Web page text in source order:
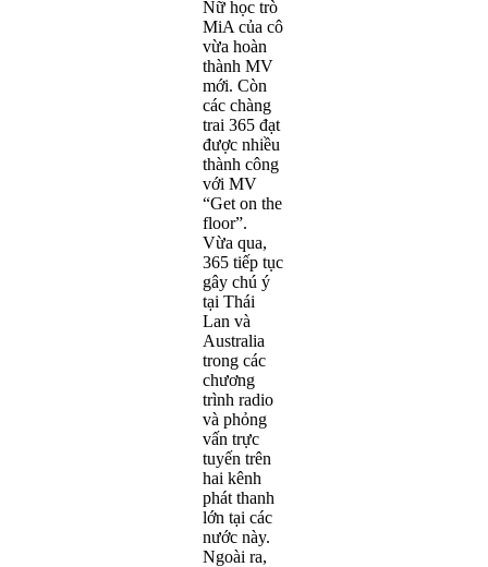
Nữ học trò
MiA của cô
vừa hoàn
thành MV
mới. Còn
các chàng
trai 365 đạt
được nhiều
thành công
với MV
“Get on the
floor”.
Vừa qua,
365 tiếp tục
gây chú ý
tại Thái
Lan và
Australia
trong các
chương
trình radio
và phỏng
vấn trực
tuyến trên
hai kênh
phát thanh
lớn tại các
nước này.
Ngoài ra,